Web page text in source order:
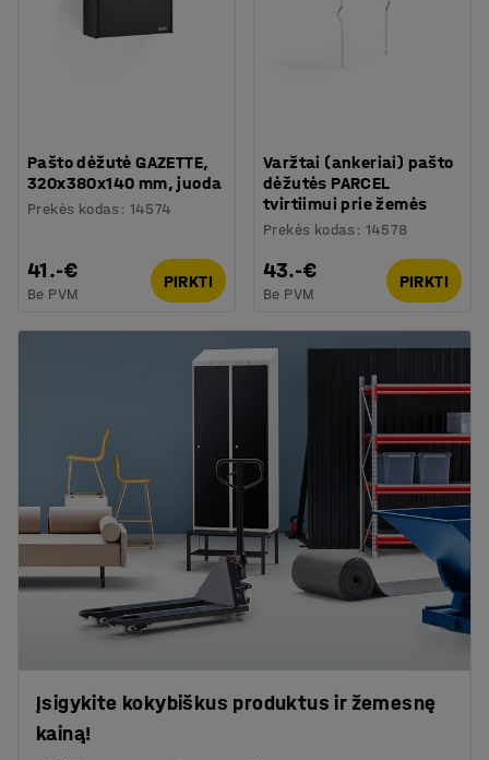
Pašto dėžutė GAZETTE,
320x380x140 mm, juoda
Prekės kodas : 14574
41.-€
Be PVM
PIRKTI
Varžtai (ankeriai) pašto
dėžutės PARCEL
tvirtiimui prie žemės
Prekės kodas : 14578
43.-€
Be PVM
PIRKTI
Įsigykite kokybiškus produktus ir žemesnę
kainą!